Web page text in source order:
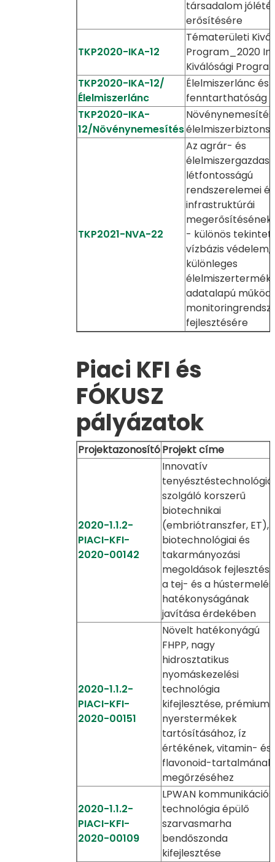
társadalom
erősítésére
TKP2020-IKA-12
Tématerületi
Program_2020
Kiválósági
TKP2020-IKA-12/
Élelmiszerlánc
Élelmiszerlánc és
fenntarthatóság
TKP2020-IKA-
12/Növénynemesítés
TKP2021-NVA-22
Az agrár- és
létfontosságú
rendszerelemei
infrastruktúrái
- különös
vízbázis védelem,
különleges
adatalapú
fejlesztésére
Piaci KFI és
FÓKUSZ
pályázatok
ProjektazonosítóProjekt címe
2020-1.1.2-
PIACI-KFI-
2020-00142
Innovatív
szolgáló korszerű
biotechnikai
(embriótranszfer, ET),
biotechnológiai és
takarmányozási
megoldások fejlesztése
a tej- és a hústermelés
hatékonyságának
javítása érdekében
2020-1.1.2-
PIACI-KFI-
2020-00151
Növelt hatékonyágú
FHPP, nagy
hidrosztatikus
nyomáskezelési
technológia
kifejlesztése, prémium
nyerstermékek
tartósításához, íz
értékének, vitamin- és
flavonoid-tartalmának
megőrzéséhez
2020-1.1.2-
PIACI-KFI-
2020-00109
LPWAN kommunikációs
technológia épülő
szarvasmarha
bendőszonda
kifejlesztése